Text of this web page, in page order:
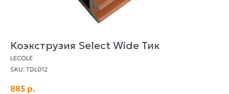
Коэкструзия Select Wide Тик
LECOLE
SKU: TDL012
885 р.